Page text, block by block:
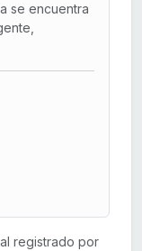
se encuentra
registrado por